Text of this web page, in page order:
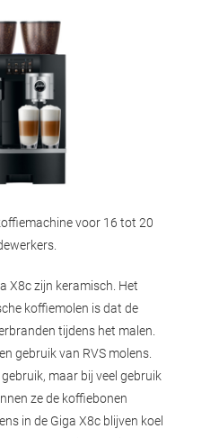
voor 16 tot 20
X8c zijn keramisch. Het
koffiemolen is dat de
tijdens het malen.
gebruik van RVS molens.
maar bij veel gebruik
ze de koffiebonen
in de Giga X8c blijven koel